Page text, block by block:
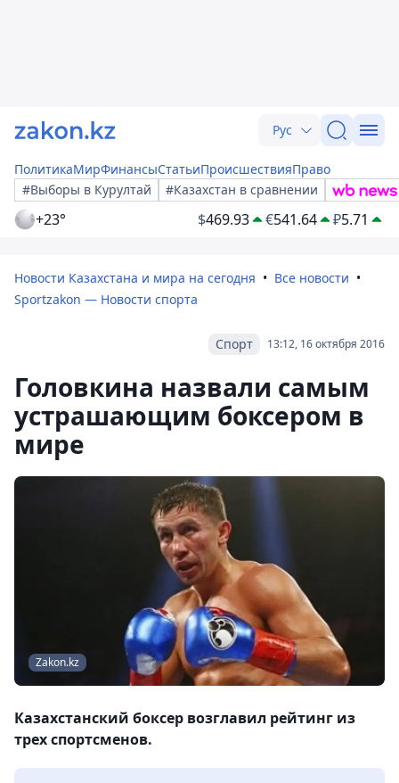
Рус
ПолитикаМирФинансыСтатьиПроисшествияПраво
#Выборы в Курултай
#Казахстан в сравнении
+23° $469.93 €541.64 ₽5.71
Новости Казахстана и мира на сегодня
Все новости
Sportzakon — Новости спорта
13:12, 16 октября 2016
Спорт
Головкина назвали самым
устрашающим боксером в
мире
Zakon.kz
Казахстанский боксер возглавил рейтинг из
трех спортсменов.